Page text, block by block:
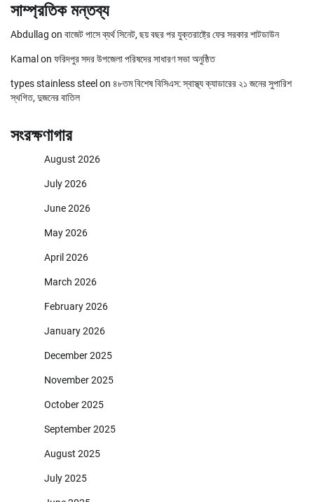
সাম্প্রতিক মন্তব্য
Abdullag on বাজেট পাসে ব্যর্থ সিনেট, ছয় বছর পর যুক্তরাষ্ট্রে ফের সরকার শাটডাউন
Kamal on ফরিদপুর সদর উপজেলা পরিষদের সাধারণ সভা অনুষ্ঠিত
types stainless steel on ৪৮তম বিশেষ বিসিএস: স্বাস্থ্য ক্যাডারের ২১ জনের সুপারিশ
স্থগিত, দুজনের বাতিল
সংরক্ষণাগার
August 2026
July 2026
June 2026
May 2026
April 2026
March 2026
February 2026
January 2026
December 2025
November 2025
October 2025
September 2025
August 2025
July 2025